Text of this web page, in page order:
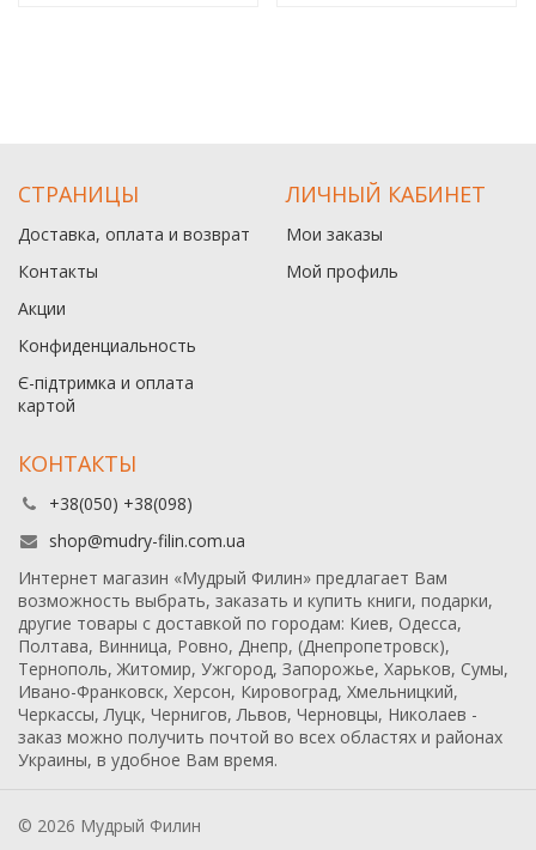
СТРАНИЦЫ
Доставка, оплата и возврат
Контакты
Акции
Конфиденциальность
Є-підтримка и оплата
картой
ЛИЧНЫЙ КАБИНЕТ
Мои заказы
Мой профиль
КОНТАКТЫ
+38(050) +38(098)
shop@mudry-filin.com.ua
Интернет магазин «Мудрый Филин» предлагает Вам
возможность выбрать, заказать и купить книги, подарки,
другие товары с доставкой по городам: Киев, Одесса,
Полтава, Винница, Ровно, Днепр, (Днепропетровск),
Тернополь, Житомир, Ужгород, Запорожье, Харьков, Сумы,
Ивано-Франковск, Херсон, Кировоград, Хмельницкий,
Черкассы, Луцк, Чернигов, Львов, Черновцы, Николаев -
заказ можно получить почтой во всех областях и районах
Украины, в удобное Вам время.
© 2026 Мудрый Филин